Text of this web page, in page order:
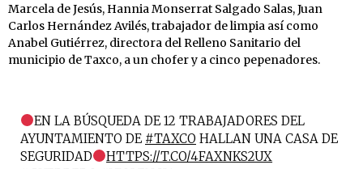
Marcela de Jesús, Hannia Monserrat Salgado Salas, Juan
Carlos Hernández Avilés, trabajador de limpia así como
Anabel Gutiérrez, directora del Relleno Sanitario del
municipio de Taxco, a un chofer y a cinco pepenadores.
EN LA BÚSQUEDA DE 12 TRABAJADORES DEL
AYUNTAMIENTO DE #TAXCO HALLAN UNA CASA DE
SEGURIDAD
HTTPS://T.CO/4FAXNKS2UX